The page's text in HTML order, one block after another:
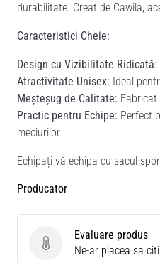
durabilitate. Creat de Cawila,
Caracteristici Cheie:
Design cu Vizibilitate Ridicată:
Atractivitate Unisex: Ideal
Meșteșug de Calitate:
Practic pentru Echipe: Perfect
meciurilor.
Echipați-vă echipa cu sacul
Producator
Evaluare produs
Evaluare produs
Ne-ar placea sa